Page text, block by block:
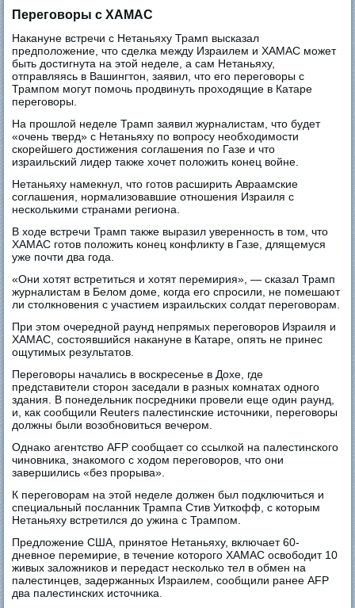
Переговоры с ХАМАС
Накануне встречи с Нетаньяху Трамп высказал
предположение, что сделка между Израилем и ХАМАС может
быть достигнута на этой неделе, а сам Нетаньяху,
отправляясь в Вашингтон, заявил, что его переговоры с
Трампом могут помочь продвинуть проходящие в Катаре
переговоры.
На прошлой неделе Трамп заявил журналистам, что будет
«очень тверд» с Нетаньяху по вопросу необходимости
скорейшего достижения соглашения по Газе и что
израильский лидер также хочет положить конец войне.
Нетаньяху намекнул, что готов расширить Авраамские
соглашения, нормализовавшие отношения Израиля с
несколькими странами региона.
В ходе встречи Трамп также выразил уверенность в том, что
ХАМАС готов положить конец конфликту в Газе, длящемуся
уже почти два года.
«Они хотят встретиться и хотят перемирия», — сказал Трамп
журналистам в Белом доме, когда его спросили, не помешают
ли столкновения с участием израильских солдат переговорам.
При этом очередной раунд непрямых переговоров Израиля и
ХАМАС, состоявшийся накануне в Катаре, опять не принес
ощутимых результатов.
Переговоры начались в воскресенье в Дохе, где
представители сторон заседали в разных комнатах одного
здания. В понедельник посредники провели еще один раунд,
и, как сообщили Reuters палестинские источники, переговоры
должны были возобновиться вечером.
Однако агентство AFP сообщает со ссылкой на палестинского
чиновника, знакомого с ходом переговоров, что они
завершились «без прорыва».
К переговорам на этой неделе должен был подключиться и
специальный посланник Трампа Стив Уиткофф, с которым
Нетаньяху встретился до ужина с Трампом.
Предложение США, принятое Нетаньяху, включает 60-
дневное перемирие, в течение которого ХАМАС освободит 10
живых заложников и передаст несколько тел в обмен на
палестинцев, задержанных Израилем, сообщили ранее AFP
два палестинских источника.